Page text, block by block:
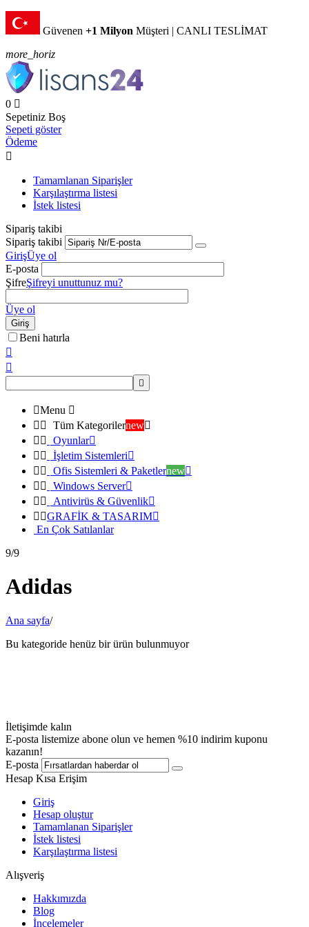
Güvenen +1 Milyon Müşteri | CANLI TESLİMAT
more_horiz
0 
Sepetiniz Boş
Sepeti göster
Ödeme

Tamamlanan Siparişler
Karşılaştırma listesi
İstek listesi
Sipariş takibi
Sipariş takibi
GirişÜye ol
E-posta
ŞifreŞifreyi unuttunuz mu?
Üye ol
Giriş
Beni hatırla



Menu 
  Tüm Kategorilernew
  Oyunlar
  İşletim Sistemleri
  Ofis Sistemleri & Paketlernew
  Windows Server
  Antivirüs & Güvenlik
 GRAFİK & TASARIM
En Çok Satılanlar
9/9
Adidas
Ana sayfa/
Bu kategoride henüz bir ürün bulunmuyor
İletişimde kalın
E-posta listemize abone olun ve hemen %10 indirim kuponu
kazanın!
E-posta
Hesap Kısa Erişim
Giriş
Hesap oluştur
Tamamlanan Siparişler
İstek listesi
Karşılaştırma listesi
Alışveriş
Hakkımızda
Blog
İncelemeler